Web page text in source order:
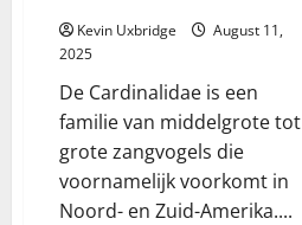
Kevin Uxbridge
August 11,
2025
De Cardinalidae is een
familie van middelgrote tot
grote zangvogels die
voornamelijk voorkomt in
Noord- en Zuid-Amerika....